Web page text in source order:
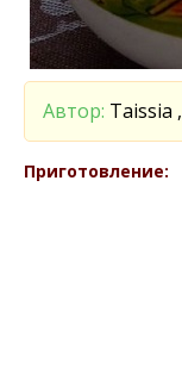
Автор: Taissia ,
Приготовление: